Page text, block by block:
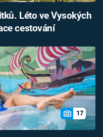
Léto ve Vysokých
cestování
17